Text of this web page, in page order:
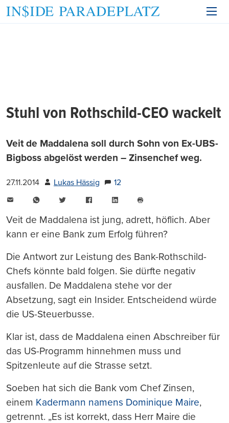
Stuhl von Rothschild-CEO wackelt
Veit de Maddalena soll durch Sohn von Ex-UBS-
Bigboss abgelöst werden – Zinsenchef weg.
27.11.2014 Lukas Hässig
12
WhatsAppTwitter FacebookLinkedIn
drucken
Veit de Maddalena ist jung, adrett, höflich. Aber
kann er eine Bank zum Erfolg führen?
Die Antwort zur Leistung des Bank-Rothschild-
Chefs könnte bald folgen. Sie dürfte negativ
ausfallen. De Maddalena stehe vor der
Absetzung, sagt ein Insider. Entscheidend würde
die US-Steuerbusse.
Klar ist, dass de Maddalena einen Abschreiber für
das US-Programm hinnehmen muss und
Spitzenleute auf die Strasse setzt.
Soeben hat sich die Bank vom Chef Zinsen,
einem Kadermann namens Dominique Maire,
getrennt. „Es ist korrekt, dass Herr Maire die